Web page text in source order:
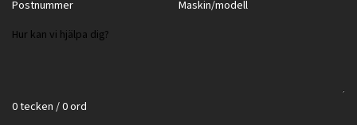
0 tecken / 0 ord